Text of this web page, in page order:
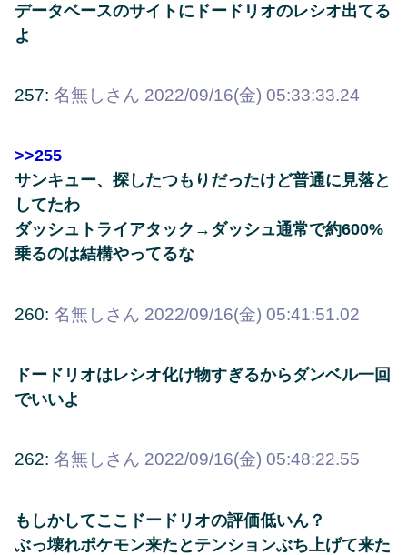
データベースのサイトにドードリオのレシオ出てる
よ
257: 名無しさん 2022/09/16(金) 05:33:33.24
>>255
サンキュー、探したつもりだったけど普通に見落と
してたわ
ダッシュトライアタック→ダッシュ通常で約600%
乗るのは結構やってるな
260: 名無しさん 2022/09/16(金) 05:41:51.02
ドードリオはレシオ化け物すぎるからダンベル一回
でいいよ
262: 名無しさん 2022/09/16(金) 05:48:22.55
もしかしてここドードリオの評価低いん？
ぶっ壊れポケモン来たとテンションぶち上げて来た